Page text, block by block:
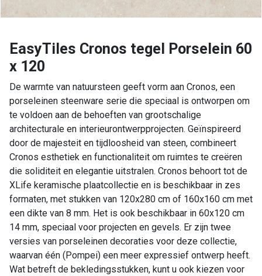
EasyTiles Cronos tegel Porselein 60
x 120
De warmte van natuursteen geeft vorm aan Cronos, een
porseleinen steenware serie die speciaal is ontworpen om
te voldoen aan de behoeften van grootschalige
architecturale en interieurontwerpprojecten. Geïnspireerd
door de majesteit en tijdloosheid van steen, combineert
Cronos esthetiek en functionaliteit om ruimtes te creëren
die soliditeit en elegantie uitstralen. Cronos behoort tot de
XLife keramische plaatcollectie en is beschikbaar in zes
formaten, met stukken van 120x280 cm of 160x160 cm met
een dikte van 8 mm. Het is ook beschikbaar in 60x120 cm
14 mm, speciaal voor projecten en gevels. Er zijn twee
versies van porseleinen decoraties voor deze collectie,
waarvan één (Pompei) een meer expressief ontwerp heeft.
Wat betreft de bekledingsstukken, kunt u ook kiezen voor